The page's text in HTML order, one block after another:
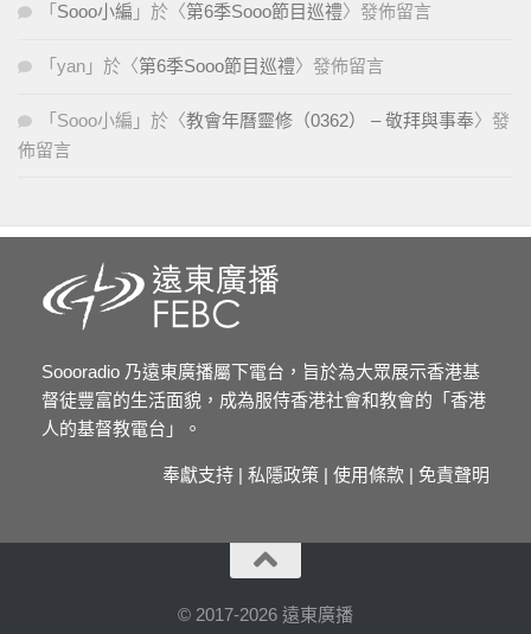
「 Sooo小編 」於〈第6季Sooo節目巡禮〉發佈留言
「 yan 」於〈第6季Sooo節目巡禮〉發佈留言
「 Sooo小編 」於〈教會年曆靈修（0362） – 敬拜與事奉〉發
佈留言
Soooradio 乃遠東廣播屬下電台，旨於為大眾展示香港基
督徒豐富的生活面貌，成為服侍香港社會和教會的「香港
人的基督教電台」。
奉獻支持 | 私隱政策 | 使用條款 | 免責聲明
© 2017-2026 遠東廣播